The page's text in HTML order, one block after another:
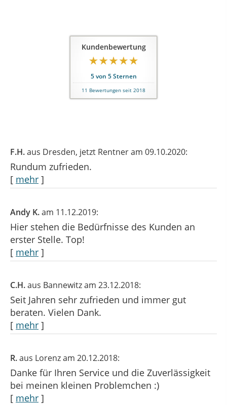
Kundenbewertung
5von 5Sternen
11 Bewertungen seit 2018
F.H.aus Dresden, jetzt Rentneram 09.10.2020:
Rundum zufrieden.
[ mehr ]
Andy K.am 11.12.2019:
Hier stehen die Bedürfnisse des Kunden an
erster Stelle. Top!
[ mehr ]
C.H.aus Bannewitzam 23.12.2018:
Seit Jahren sehr zufrieden und immer gut
beraten. Vielen Dank.
[ mehr ]
R.aus Lorenzam 20.12.2018:
Danke für Ihren Service und die Zuverlässigkeit
bei meinen kleinen Problemchen :)
[ mehr ]